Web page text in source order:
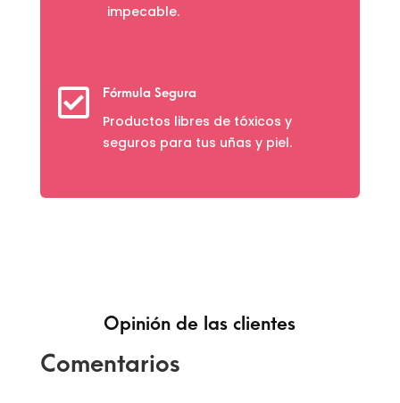
impecable.
 Fórmula Segura
Productos libres de tóxicos y
seguros para tus uñas y piel.
Opinión de las clientes
Comentarios